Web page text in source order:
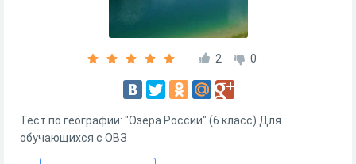
2 0
Тест по географии: "Озера России" (6 класс) Для
обучающихся с ОВЗ